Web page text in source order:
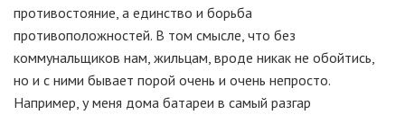
противостояние, а единство и борьба
противоположностей. В том смысле, что без
коммунальщиков нам, жильцам, вроде никак не обойтись,
но и с ними бывает порой очень и очень непросто.
Например, у меня дома батареи в самый разгар